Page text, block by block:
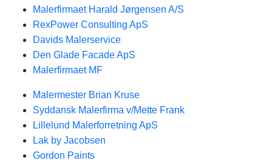
Malerfirmaet Harald Jørgensen A/S
RexPower Consulting ApS
Davids Malerservice
Den Glade Facade ApS
Malerfirmaet MF
Malermester Brian Kruse
Syddansk Malerfirma v/Mette Frank
Lillelund Malerforretning ApS
Lak by Jacobsen
Gordon Paints